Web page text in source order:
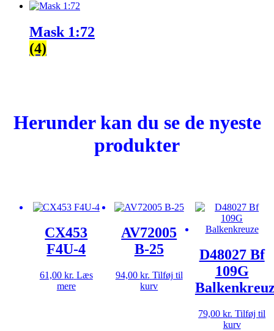
Mask 1:72
(4)
Herunder kan du se de nyeste
produkter
CX453
F4U-4
61,00 kr. Læs
mere
AV72005
B-25
94,00 kr. Tilføj til
kurv
D48027 Bf
109G
79,00kr. Tilføj til
kurv